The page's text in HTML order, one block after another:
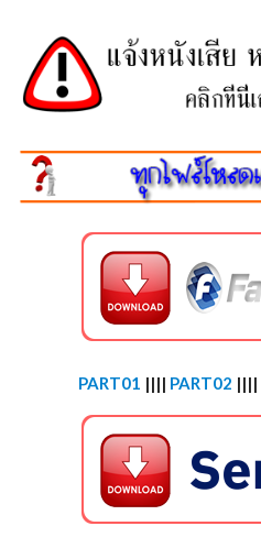
PART01 |||| PART02 ||||